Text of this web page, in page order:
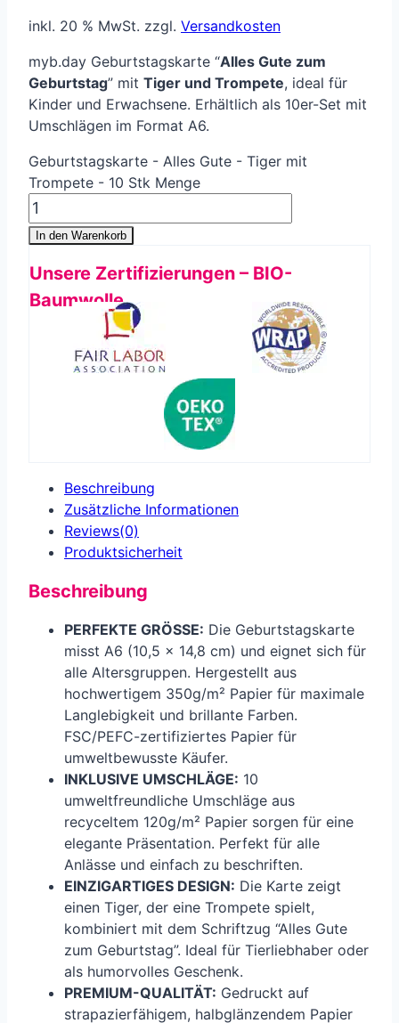
inkl. 20 % MwSt. zzgl. Versandkosten
myb.day Geburtstagskarte “Alles Gute zum
Geburtstag” mit Tiger und Trompete, ideal für
Kinder und Erwachsene. Erhältlich als 10er-Set mit
Umschlägen im Format A6.
Geburtstagskarte - Alles Gute - Tiger mit
Trompete - 10 Stk Menge
In den Warenkorb
Unsere Zertifizierungen – BIO-
Baumwolle
Beschreibung
Zusätzliche Informationen
Reviews(0)
Produkt­sicherheit
Beschreibung
PERFEKTE GRÖSSE: Die Geburtstagskarte
misst A6 (10,5 x 14,8 cm) und eignet sich für
alle Altersgruppen. Hergestellt aus
hochwertigem 350g/m² Papier für maximale
Langlebigkeit und brillante Farben.
FSC/PEFC-zertifiziertes Papier für
umweltbewusste Käufer.
INKLUSIVE UMSCHLÄGE: 10
umweltfreundliche Umschläge aus
recyceltem 120g/m² Papier sorgen für eine
elegante Präsentation. Perfekt für alle
Anlässe und einfach zu beschriften.
EINZIGARTIGES DESIGN: Die Karte zeigt
einen Tiger, der eine Trompete spielt,
kombiniert mit dem Schriftzug “Alles Gute
zum Geburtstag”. Ideal für Tierliebhaber oder
als humorvolles Geschenk.
PREMIUM-QUALITÄT: Gedruckt auf
strapazierfähigem, halbglänzendem Papier